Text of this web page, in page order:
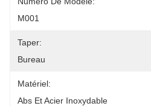
M001
Taper:
Bureau
Matériel:
Abs Et Acier Inoxydable